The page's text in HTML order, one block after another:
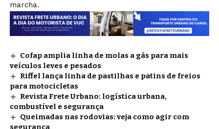
marcha.
Cofap amplia linha de molas a gás para mais
veículos leves e pesados
Riffel lança linha de pastilhas e patins de freios
para motocicletas
Revista Frete Urbano: logística urbana,
combustível e segurança
Queimadas nas rodovias: veja como agir com
segurança